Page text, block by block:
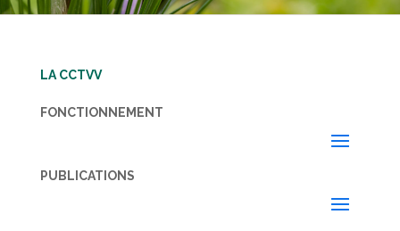
LA CCTVV
FONCTIONNEMENT
PUBLICATIONS